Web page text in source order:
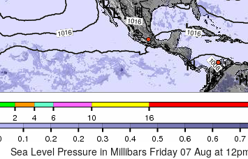
Sea Level Pressure in Millibars Friday 07 Aug at